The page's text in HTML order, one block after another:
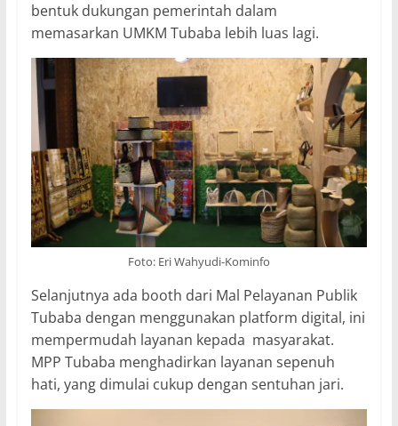
bentuk dukungan pemerintah dalam
memasarkan UMKM Tubaba lebih luas lagi.
Foto: Eri Wahyudi-Kominfo
Selanjutnya ada booth dari Mal Pelayanan Publik
Tubaba dengan menggunakan platform digital, ini
mempermudah layanan kepada masyarakat.
MPP Tubaba menghadirkan layanan sepenuh
hati, yang dimulai cukup dengan sentuhan jari.